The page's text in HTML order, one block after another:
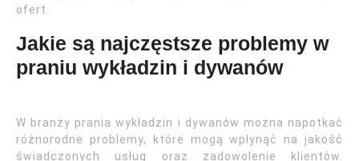
ofert.
Jakie są najczęstsze problemy w
praniu wykładzin i dywanów
W branży prania wykładzin i dywanów można napotkać
różnorodne problemy, które mogą wpłynąć na jakość
świadczonych usług oraz zadowolenie klientów.